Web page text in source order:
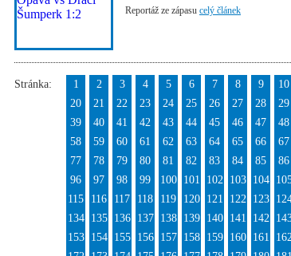
Reportáž ze zápasu celý článek
Stránka: 1 2 3 4 5 6 7 8 9 10
20
21 22 23 24 25 26 27 28 29
39
40 41 42 43 44 45 46 47 48
58
59 60 61 62 63 64 65 66 67
77
78 79 80 81 82 83 84 85 86
96
97 98 99 100 101 102 103 104
115
116 117 118 119 120 121 122 123
134
135 136 137 138 139 140 141 142
153
154 155 156 157 158 159 160 161